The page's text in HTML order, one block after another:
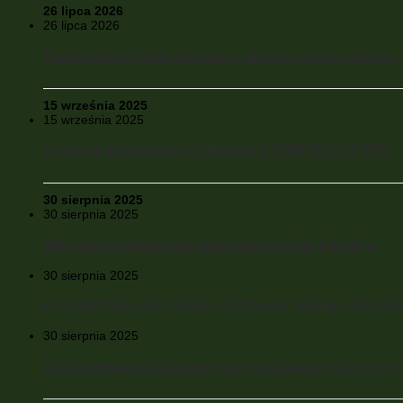
26 lipca 2026
26 lipca 2026
15 września 2025
15 września 2025
30 sierpnia 2025
30 sierpnia 2025
30 sierpnia 2025
30 sierpnia 2025